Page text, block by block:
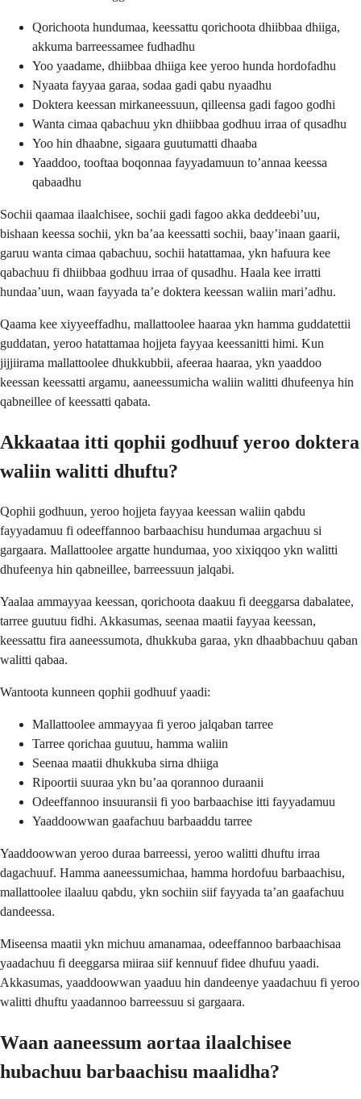
Qorichoota hundumaa, keessattu qorichoota dhiibbaa dhiiga,
akkuma barreessamee fudhadhu
Yoo yaadame, dhiibbaa dhiiga kee yeroo hunda hordofadhu
Nyaata fayyaa garaa, sodaa gadi qabu nyaadhu
Doktera keessan mirkaneessuun, qilleensa gadi fagoo godhi
Wanta cimaa qabachuu ykn dhiibbaa godhuu irraa of qusadhu
Yoo hin dhaabne, sigaara guutumatti dhaaba
Yaaddoo, tooftaa boqonnaa fayyadamuun toʼannaa keessa
qabaadhu
Sochii qaamaa ilaalchisee, sochii gadi fagoo akka deddeebiʼuu,
bishaan keessa sochii, ykn baʼaa keessatti sochii, baayʼinaan gaarii,
garuu wanta cimaa qabachuu, sochii hatattamaa, ykn hafuura kee
qabachuu fi dhiibbaa godhuu irraa of qusadhu. Haala kee irratti
hundaaʼuun, waan fayyada taʼe doktera keessan waliin mariʼadhu.
Qaama kee xiyyeeffadhu, mallattoolee haaraa ykn hamma guddatettii
guddatan, yeroo hatattamaa hojjeta fayyaa keessanitti himi. Kun
jijjiirama mallattoolee dhukkubbii, afeeraa haaraa, ykn yaaddoo
keessan keessatti argamu, aaneessumicha waliin walitti dhufeenya hin
qabneillee of keessatti qabata.
Akkaataa itti qophii godhuuf yeroo doktera
waliin walitti dhuftu?
Qophii godhuun, yeroo hojjeta fayyaa keessan waliin qabdu
fayyadamuu fi odeeffannoo barbaachisu hundumaa argachuu si
gargaara. Mallattoolee argatte hundumaa, yoo xixiqqoo ykn walitti
dhufeenya hin qabneillee, barreessuun jalqabi.
Yaalaa ammayyaa keessan, qorichoota daakuu fi deeggarsa dabalatee,
tarree guutuu fidhi. Akkasumas, seenaa maatii fayyaa keessan,
keessattu fira aaneessumota, dhukkuba garaa, ykn dhaabbachuu qaban
walitti qabaa.
Wantoota kunneen qophii godhuuf yaadi:
Mallattoolee ammayyaa fi yeroo jalqaban tarree
Tarree qorichaa guutuu, hamma waliin
Seenaa maatii dhukkuba sirna dhiiga
Ripoortii suuraa ykn buʼaa qorannoo duraanii
Odeeffannoo insuuransii fi yoo barbaachise itti fayyadamuu
Yaaddoowwan gaafachuu barbaaddu tarree
Yaaddoowwan yeroo duraa barreessi, yeroo walitti dhuftu irraa
dagachuuf. Hamma aaneessumichaa, hamma hordofuu barbaachisu,
mallattoolee ilaaluu qabdu, ykn sochiin siif fayyada taʼan gaafachuu
dandeessa.
Miseensa maatii ykn michuu amanamaa, odeeffannoo barbaachisaa
yaadachuu fi deeggarsa miiraa siif kennuuf fidee dhufuu yaadi.
Akkasumas, yaaddoowwan yaaduu hin dandeenye yaadachuu fi yeroo
walitti dhuftu yaadannoo barreessuu si gargaara.
Waan aaneessum aortaa ilaalchisee
hubachuu barbaachisu maalidha?